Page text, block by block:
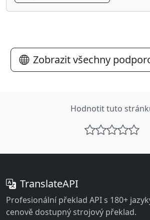
Zobrazit všechny
Hodnotit tuto
TranslateAPI
Profesionální překlad API s 180+
cenově dostupný strojový překlad.